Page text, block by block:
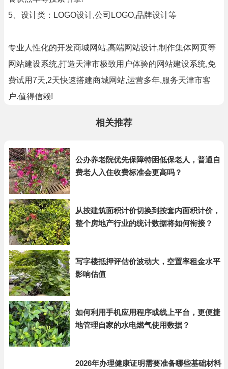
5、设计类：LOGO设计,公司LOGO,品牌设计等
专业人性化的开发商城网站,高端网站设计,制作集体网页等
网站建设系统,打造天津市极致用户体验的网站建设系统,免
费试用7天,2天快速搭建商城网站,运营多年,服务天津市客
户.值得信赖!
相关推荐
公办养老院优先保障特困低保老人，普通自
费老人入住收费标准会更高吗？
从按建筑面积计价切换到按套内面积计价，
整个房地产行业的统计数据将如何衔接？
写字楼抵押评估价波动大，空置率租金水平
影响估值
如何利用手机应用程序或线上平台，更便捷
地管理自家的水电燃气使用数据？
2026年办理健康证明需要准备哪些基础材料